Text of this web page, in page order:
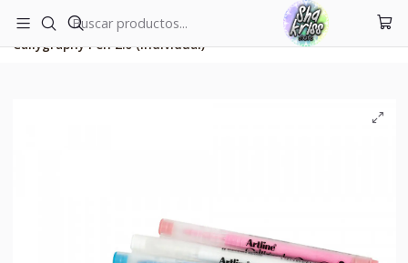
Inicio Nuestras marcas Artline
Callygraphy Pen 2.0 (individual)